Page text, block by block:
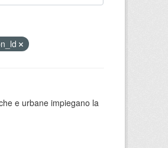
e urbane impiegano la